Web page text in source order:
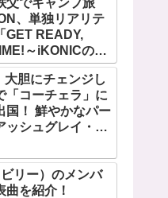
父でキャンプ旅
、単独リアリテ
GET READY,
～iKONICのた
」が、７月７日か
放送・配信スター
胆にチェンジし
「コーチェラ」に
国！ 鮮やかなパー
ッシュグレイ・・
全一致のその姿に
リー）のメンバ
曲を紹介！